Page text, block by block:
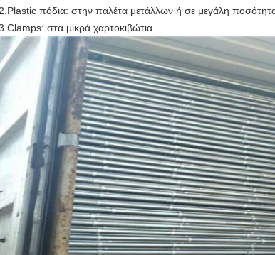
2.Plastic πόδια: στην παλέτα μετάλλων ή σε μεγάλη
στα μικρά χαρτοκιβώτια.